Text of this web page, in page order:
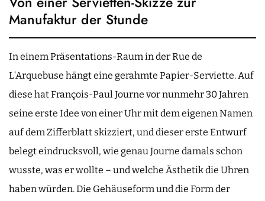
Manufaktur der Stunde
In einem Präsentations-Raum in der Rue de
L‘Arquebuse hängt eine gerahmte Papier-Serviette. Auf
diese hat François-Paul Journe vor nunmehr 30 Jahren
seine erste Idee von einer Uhr mit dem eigenen Namen
auf dem Zifferblatt skizziert, und dieser erste Entwurf
belegt eindrucksvoll, wie genau Journe damals schon
wusste, was er wollte – und welche Ästhetik die Uhren
haben würden. Die Gehäuseform und die Form der